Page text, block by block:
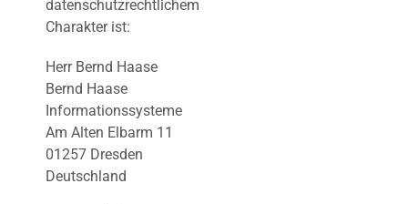
datenschutzrechtlichem
Charakter ist:
Herr Bernd Haase
Bernd Haase
Informationssysteme
Am Alten Elbarm 11
01257 Dresden
Deutschland